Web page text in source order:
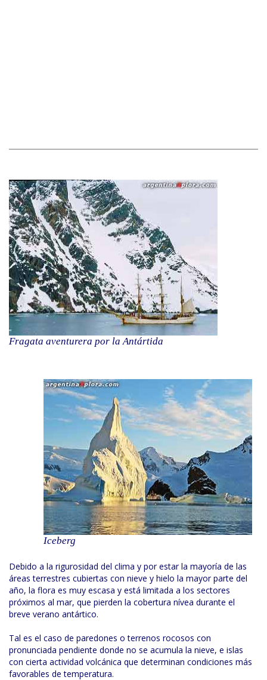
Fragata aventurera por la Antártida
Iceberg
Debido a la rigurosidad del clima y por estar la mayoría de las
áreas terrestres cubiertas con nieve y hielo la mayor parte del
año, la flora es muy escasa y está limitada a los sectores
próximos al mar, que pierden la cobertura nívea durante el
breve verano antártico.
Tal es el caso de paredones o terrenos rocosos con
pronunciada pendiente donde no se acumula la nieve, e islas
con cierta actividad volcánica que determinan condiciones más
favorables de temperatura.